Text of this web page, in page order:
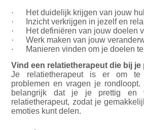
·
Het duidelijk krijgen van jouw
·
Inzicht verkrijgen in jezelf en
·
Het definiëren van jouw doelen
·
Werk maken van jouw
·
Manieren vinden om je doelen
Vind een relatietherapeut die bij je
Je relatietherapeut is er om
problemen en vragen je rondloopt.
belangrijk dat je je prettig en
relatietherapeut, zodat je
emoties kunt delen.